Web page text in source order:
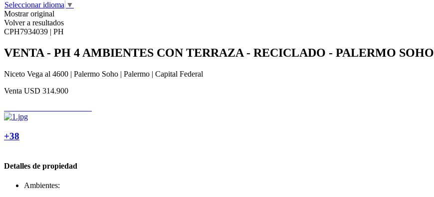
Seleccionar idioma ▼
Mostrar original
Volver a resultados
CPH7934039 | PH
VENTA - PH 4 AMBIENTES CON TERRAZA - RECICLADO - PALERMO SOHO
Niceto Vega al 4600 | Palermo Soho | Palermo | Capital Federal
Venta USD 314.900
+38
Detalles de propiedad
Ambientes: